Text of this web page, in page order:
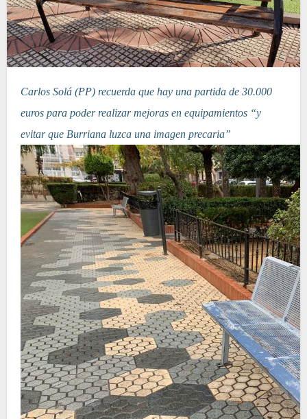
Carlos Solá (PP) recuerda que hay una partida de 30.000
euros para poder realizar mejoras en equipamientos “y
evitar que Burriana luzca una imagen precaria”